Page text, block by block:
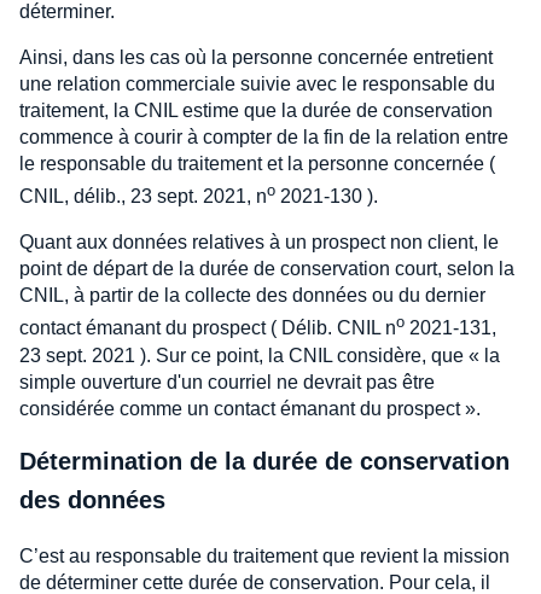
déterminer.
Ainsi, dans les cas où la personne concernée entretient
une relation commerciale suivie avec le responsable du
traitement, la CNIL estime que la durée de conservation
commence à courir à compter de la fin de la relation entre
le responsable du traitement et la personne concernée (
CNIL, délib., 23 sept. 2021, no 2021-130 ).
Quant aux données relatives à un prospect non client, le
point de départ de la durée de conservation court, selon la
CNIL, à partir de la collecte des données ou du dernier
contact émanant du prospect ( Délib. CNIL no 2021-131,
23 sept. 2021 ). Sur ce point, la CNIL considère, que « la
simple ouverture d'un courriel ne devrait pas être
considérée comme un contact émanant du prospect ».
Détermination de la durée de conservation
des données
C’est au responsable du traitement que revient la mission
de déterminer cette durée de conservation. Pour cela, il